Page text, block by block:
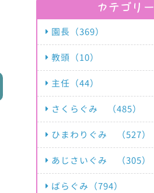
カテゴリー
園長（369）
教頭（10）
主任（44）
さくらぐみ （485）
ひまわりぐみ （527）
あじさいぐみ （305）
ばらぐみ（794）